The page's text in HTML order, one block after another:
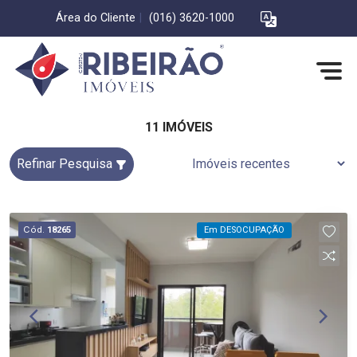
Área do Cliente (016) 3620-1000
11 IMÓVEIS
Refinar Pesquisa
Em DESOCUPAÇÃO
Cód. 18265